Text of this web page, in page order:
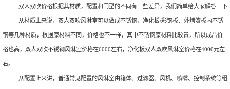
双人双吹价格根据其材质，配置和门型的不同有一些差异，我们简单给大家解答一下
从材质上来说，双人双吹风淋室可以做成不锈钢，净化板/彩钢板、外烤漆板内不锈
钢等几种材质，根据原材料不同，价格也不一样，其中不锈钢原材料比较贵，所以成品价
格也高，双人双吹不锈钢风淋室价格在6000左右，净化板双人双吹风淋室价格在4000元左
右。
从配置上来讲，普通常见配置的风淋室由箱体、过滤器、风机、喷嘴、控制系统等组